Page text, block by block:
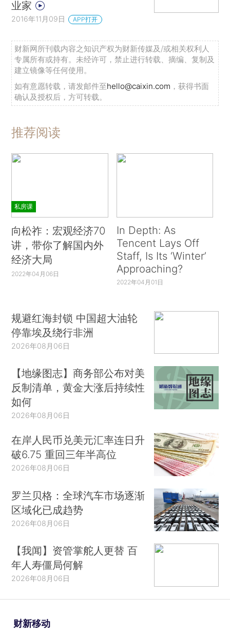
业家
2016年11月09日 APP打开
财新网所刊载内容之知识产权为财新传媒及/或相关权利人
专属所有或持有。未经许可，禁止进行转载、摘编、复制及
建立镜像等任何使用。
如有意愿转载，请发邮件至hello@caixin.com ，获得书面
确认及授权后，方可转载。
推荐阅读
私房课
向松祚：宏观经济70
讲，带你了解国内外
经济大局
2022年04月06日
In Depth: As
Tencent Lays Off
Staff, Is Its ‘Winter’
Approaching?
2022年04月01日
规避红海封锁 中国超大油轮
停靠埃及绕行非洲
2026年08月06日
【地缘图志】商务部公布对美
反制清单，黄金大涨后持续性
如何
2026年08月06日
在岸人民币兑美元汇率连日升
破6.75 重回三年半高位
2026年08月06日
罗兰贝格：全球汽车市场逐渐
区域化已成趋势
2026年08月06日
【我闻】资管掌舵人更替 百
年人寿僵局何解
2026年08月06日
财新移动